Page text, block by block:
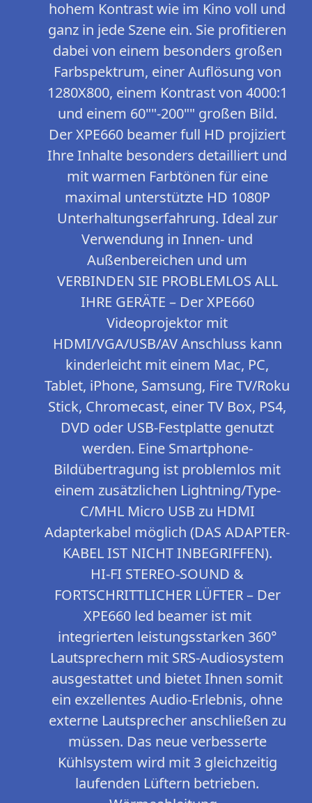
hohem Kontrast wie im Kino voll und
ganz in jede Szene ein. Sie profitieren
dabei von einem besonders großen
Farbspektrum, einer Auflösung von
1280X800, einem Kontrast von 4000:1
und einem 60""-200"" großen Bild.
Der XPE660 beamer full HD projiziert
Ihre Inhalte besonders detailliert und
mit warmen Farbtönen für eine
maximal unterstützte HD 1080P
Unterhaltungserfahrung. Ideal zur
Verwendung in Innen- und
Außenbereichen und um
VERBINDEN SIE PROBLEMLOS ALL
IHRE GERÄTE – Der XPE660
Videoprojektor mit
HDMI/VGA/USB/AV Anschluss kann
kinderleicht mit einem Mac, PC,
Tablet, iPhone, Samsung, Fire TV/Roku
Stick, Chromecast, einer TV Box, PS4,
DVD oder USB-Festplatte genutzt
werden. Eine Smartphone-
Bildübertragung ist problemlos mit
einem zusätzlichen Lightning/Type-
C/MHL Micro USB zu HDMI
Adapterkabel möglich (DAS ADAPTER-
KABEL IST NICHT INBEGRIFFEN).
HI-FI STEREO-SOUND &
FORTSCHRITTLICHER LÜFTER – Der
XPE660 led beamer ist mit
integrierten leistungsstarken 360°
Lautsprechern mit SRS-Audiosystem
ausgestattet und bietet Ihnen somit
ein exzellentes Audio-Erlebnis, ohne
externe Lautsprecher anschließen zu
müssen. Das neue verbesserte
Kühlsystem wird mit 3 gleichzeitig
laufenden Lüftern betrieben.